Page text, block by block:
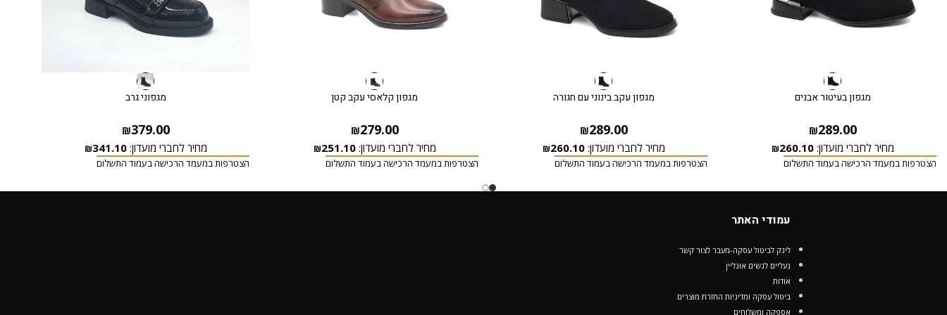
מגפון בעיטור אבנים
₪289.00
מחיר לחברי מועדון: ₪260.10
הצטרפות במעמד הרכישה בעמוד התשלום
מגפון עקב בינוני עם חגורה
₪289.00
מחיר לחברי מועדון: ₪260.10
הצטרפות במעמד הרכישה בעמוד התשלום
מגפון קלאסי עקב קטן
₪279.00
מחיר לחברי מועדון: ₪251.10
הצטרפות במעמד הרכישה בעמוד התשלום
מגפוני גרב
₪379.00
מחיר לחברי מועדון: ₪341.10
הצטרפות במעמד הרכישה בעמוד התשלום
עמודי האתר
לינק לביטול עסקה-מעבר לצור קשר
נעליים לנשים אונליין
אודות
ביטול עסקה ומדיניות החזרת מוצרים
אספקה ומשלוחים